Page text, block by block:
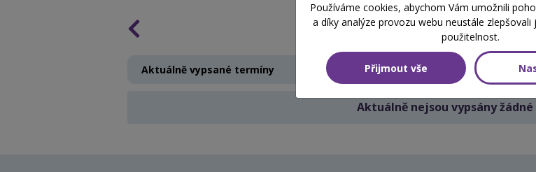
Školení začínající 25.
Aktuálně vypsané termíny
Aktuálně nejsou vypsány
Používáme cookies, abychom Vám umožnili
a díky analýze provozu webu neustále zlepšovali
použitelnost.
Přijmout vše